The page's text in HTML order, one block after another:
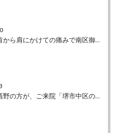
目の疲れや首から肩にかけての痛みで南区御池台の方がご来院「堺市中区の池尻鍼灸整骨院」
腰痛で東区西野の方が、ご来院「堺市中区の池尻鍼灸整骨院」